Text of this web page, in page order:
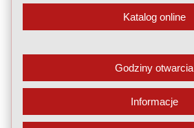
Katalog online
Godziny otwarcia
Informacje